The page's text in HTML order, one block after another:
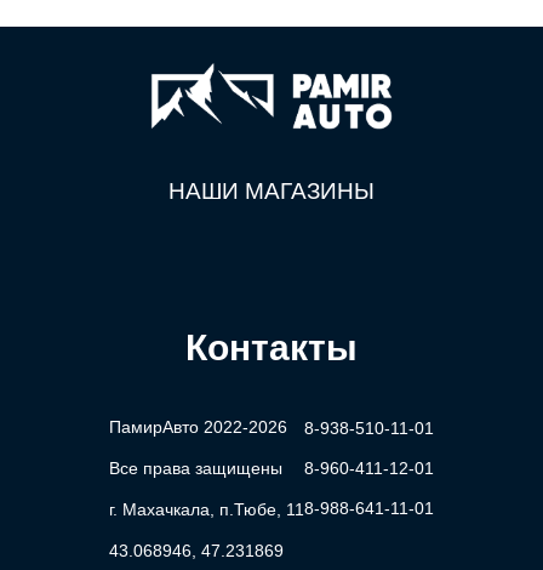
НАШИ МАГАЗИНЫ
Контакты
ПамирАвто 2022-2026
Все права защищены
г. Махачкала, п.Тюбе, 11
43.068946, 47.231869
8-938-510-11-01
8-960-411-12-01
8-988-641-11-01